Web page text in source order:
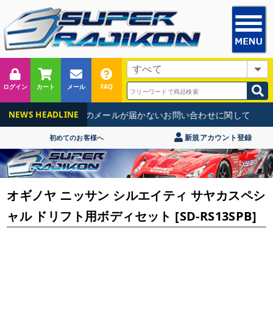
ログイン カート メール FAQ
NEWS HEADLINE
【重要】当店からのメールが届かないお問い合わせに関して
初めてのお客様へ 新規アカウント登録
オギノヤ ニッサン シルエイティ サヤカスペシ
ャル ドリフト用ボディセット [SD-RS13SPB]